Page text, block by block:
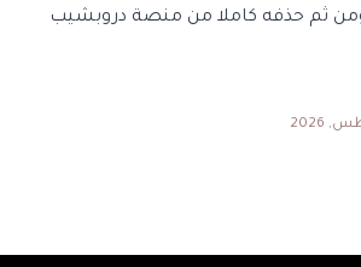
ثم حذفه كاملا من منصة دروبشيب